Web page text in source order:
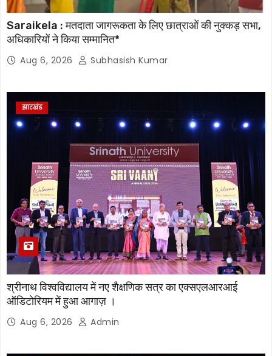
Saraikela : मतदाता जागरूकता के लिए छात्राओं की नुक्कड़ सभा,
अधिकारियों ने किया सम्मानित*
Aug 6, 2026 Subhasish Kumar
झारखंड
श्रीनाथ विश्वविद्यालय में नए शैक्षणिक सत्र का एक्सएलआरआई
ऑडिटोरियम में हुआ आगाज़ ।
Aug 6, 2026 Admin